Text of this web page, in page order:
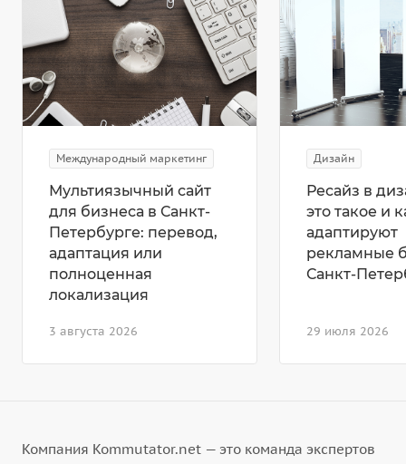
Международный маркетинг
3 августа 2026
Мультиязычный сайт
для бизнеса в Санкт-
Петербурге: перевод,
адаптация или
полноценная
локализация
Дизайн
29 июля 2026
Ресайз в
это такое и
адаптируют
рекламные
Санкт-
Компания Kommutator.net — это команда экспертов